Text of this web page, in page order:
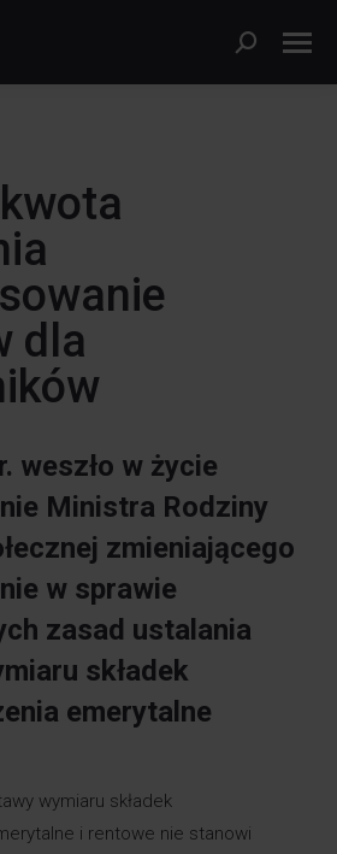
dla
weszło w życie
Ministra Rodziny
zmieniającego
w sprawie
zasad ustalania
składek
emerytalne
wymiaru składek
i rentowe nie stanowi